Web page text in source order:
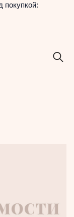
покупкой: